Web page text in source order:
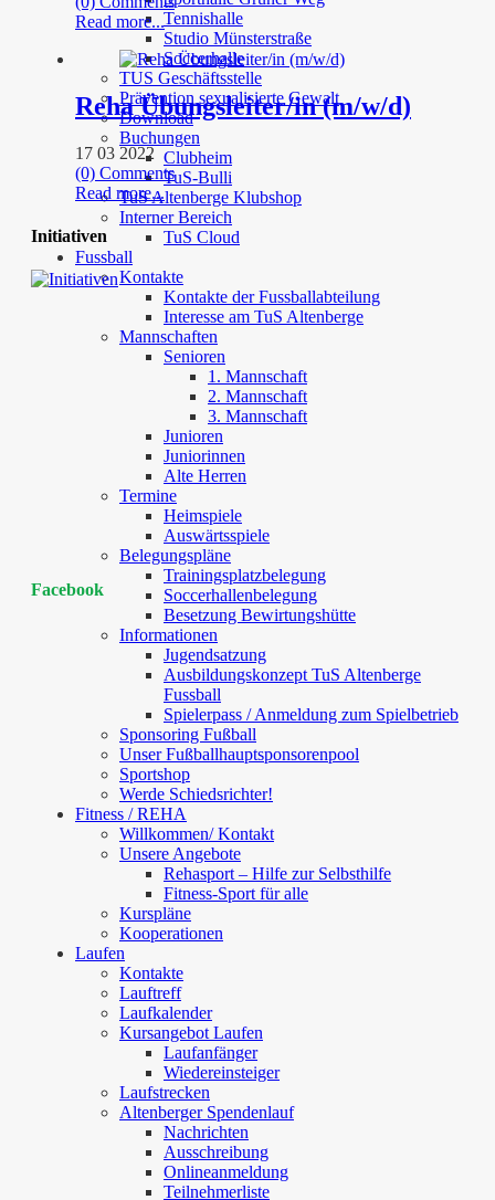
Tennishalle
Studio Münsterstraße
Soccerhalle
TUS Geschäftsstelle
Prävention sexualisierte Gewalt
Download
Buchungen
Clubheim
TuS-Bulli
TuS Altenberge Klubshop
Interner Bereich
TuS Cloud
Fussball
Kontakte
Kontakte der Fussballabteilung
Interesse am TuS Altenberge
Mannschaften
Senioren
1. Mannschaft
2. Mannschaft
3. Mannschaft
Junioren
Juniorinnen
Alte Herren
Termine
Heimspiele
Auswärtsspiele
Belegungspläne
Trainingsplatzbelegung
Soccerhallenbelegung
Besetzung Bewirtungshütte
Informationen
Jugendsatzung
Ausbildungskonzept TuS Altenberge
Fussball
Spielerpass / Anmeldung zum Spielbetrieb
Sponsoring Fußball
Unser Fußballhauptsponsorenpool
Sportshop
Werde Schiedsrichter!
Fitness / REHA
Willkommen/ Kontakt
Unsere Angebote
Rehasport – Hilfe zur Selbsthilfe
Fitness-Sport für alle
Kurspläne
Kooperationen
Laufen
Kontakte
Lauftreff
Laufkalender
Kursangebot Laufen
Laufanfänger
Wiedereinsteiger
Laufstrecken
Altenberger Spendenlauf
Nachrichten
Ausschreibung
Onlineanmeldung
Teilnehmerliste
Read more...
Reha Übungsleiter/in (m/w/d)
17 03 2022
(0) Comments
Read more...
Initiativen
Facebook